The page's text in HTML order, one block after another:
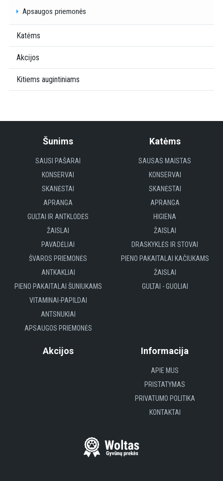
Apsaugos priemonės
Katėms
Akcijos
Kitiems augintiniams
Šunims
SAUSI PAŠARAI
KONSERVAI
SKANĖSTAI
APRANGA
GULTAI IR ANTKLODĖS
ŽAISLAI
PAVADĖLIAI
ŠVAROS PRIEMONĖS
ANTKAKLIAI
PIENO PAKAITALAI ŠUNIUKAMS
VITAMINAI-PAPILDAI
ANTSNUKIAI
APSAUGOS PRIEMONĖS
Katėms
SAUSAS MAISTAS
KONSERVAI
SKANĖSTAI
APRANGA
HIGIENA
ŽAISLAI
DRASKYKLĖS IR STOVAI
PIENO PAKAITALAI KAČIUKAMS
ŽAISLAI
GULTAI - GUOLIAI
Akcijos Informacija
APIE MUS
PRISTATYMAS
PRIVATUMO POLITIKA
KONTAKTAI